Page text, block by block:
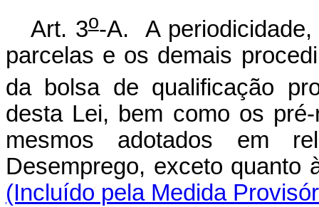
Art. 3o-A. A
parcelas e os demais
da bolsa de qualificação
desta Lei, bem como os
mesmos adotados em
Desemprego, exceto
(Incluído pela Medida